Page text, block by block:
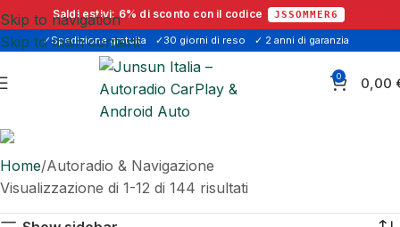
Skip to navigation
Skip to main content
✓Spedizione gratuita ✓30 giorni di reso ✓ 2 anni di garanzia
0 0,00
Home Autoradio & Navigazione
Visualizzazione di 1-12 di 144 risultati
Saldi estivi:6% di sconto con il codice JSSOMMER6